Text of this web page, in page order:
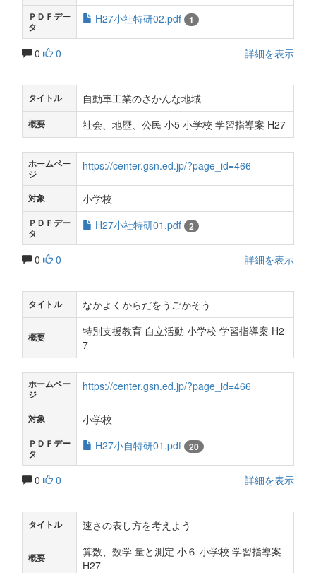
ＰＤＦデー
タ
H27小社特研02.pdf 1
0 0 詳細を表示
タイトル 自動車工業のさかんな地域
概要 社会、地歴、公民 小5 小学校 学習指導案 H27
ホームペー
ジ
https://center.gsn.ed.jp/?page_id=466
対象 小学校
ＰＤＦデー
タ
H27小社特研01.pdf 2
0 0 詳細を表示
タイトル なかよくからだをうごかそう
概要
特別支援教育 自立活動 小学校 学習指導案 H2
7
ホームペー
ジ
https://center.gsn.ed.jp/?page_id=466
対象 小学校
ＰＤＦデー
タ
H27小自特研01.pdf 20
0 0 詳細を表示
タイトル 速さの表し方を考えよう
概要
算数、数学 量と測定 小６ 小学校 学習指導案
H27